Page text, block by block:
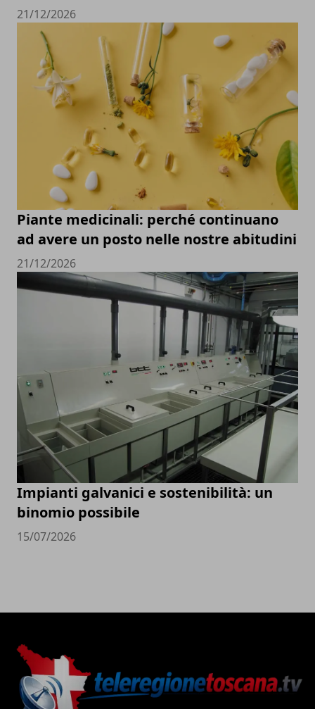
21/12/2026
Piante medicinali: perché continuano
ad avere un posto nelle nostre abitudini
21/12/2026
Impianti galvanici e sostenibilità: un
binomio possibile
15/07/2026